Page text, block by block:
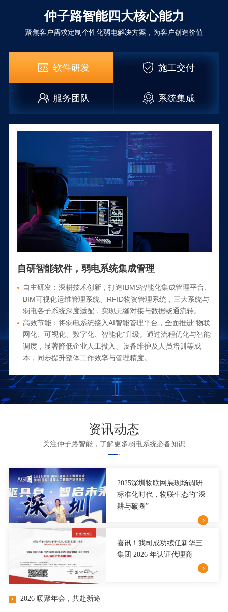
仲子路智能四大核心能力
聚焦客户需求定制个性化弱电解决方案，为客户创造价值
软件研发 施工交付
服务团队 系统集成
自研智能软件，弱电系统集成管理
自主研发：深耕技术创新，打造IBMS智能化集成管理平台、
BIM可视化运维管理系统、RFID物资管理系统，三大系统与
弱电各子系统深度适配，实现无缝对接与数据畅通流转。
高效节能：将弱电系统接入AI智能管理平台，全面推进“物联
网化、可视化、数字化、智能化”升级。通过流程优化与智能
调度，显著降低企业人工投入、设备维护及人员培训等成
本，同步提升整体工作效率与管理精度。
资讯动态
关注仲子路智能，了解更多弱电系统必备知识
2025深圳物联网展现场调研:
标准化时代，物联生态的“深
耕与破圈”
喜讯！我司成功续任新华三
集团 2026 年认证代理商
2026 暖聚年会，共赴新途